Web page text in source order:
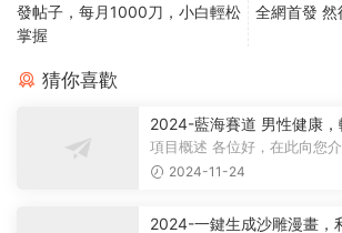
發帖子，每月1000刀，小白輕松
掌握
全網首發
猜你喜歡
2024-藍海賽道 男性健康
項目概述 各位好，在此向您介紹一個全新的項目，
它聚焦于男性健康領域。衆所
2024-11-24
2024-一鍵生成沙雕漫畫，